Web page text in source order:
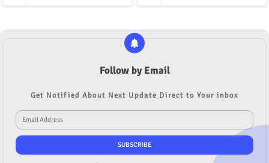
Follow by Email
Get Notified About Next Update Direct to Your inbox